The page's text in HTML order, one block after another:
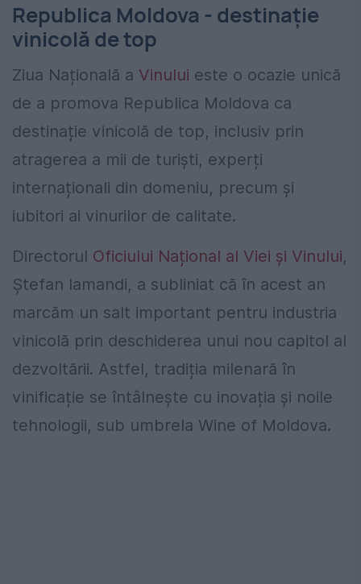
Republica Moldova - destinație
vinicolă de top
Ziua Națională a Vinului este o ocazie unică
de a promova Republica Moldova ca
destinație vinicolă de top, inclusiv prin
atragerea a mii de turiști, experți
internaționali din domeniu, precum și
iubitori ai vinurilor de calitate.
Directorul Oficiului Național al Viei și Vinului,
Ștefan Iamandi, a subliniat că în acest an
marcăm un salt important pentru industria
vinicolă prin deschiderea unui nou capitol al
dezvoltării. Astfel, tradiția milenară în
vinificație se întâlnește cu inovația și noile
tehnologii, sub umbrela Wine of Moldova.